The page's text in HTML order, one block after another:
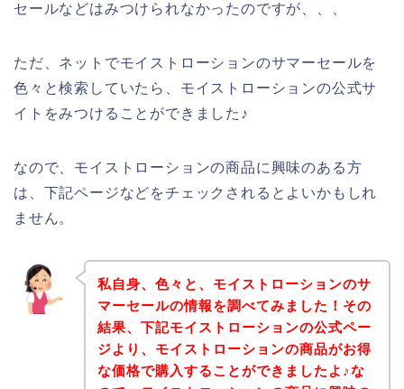
セールなどはみつけられなかったのですが、、、
ただ、ネットでモイストローションのサマーセールを
色々と検索していたら、モイストローションの公式サ
イトをみつけることができました♪
なので、モイストローションの商品に興味のある方
は、下記ページなどをチェックされるとよいかもしれ
ません。
私自身、色々と、モイストローションのサ
マーセールの情報を調べてみました！その
結果、下記モイストローションの公式ペー
ジより、モイストローションの商品がお得
な価格で購入することができましたよ♪な